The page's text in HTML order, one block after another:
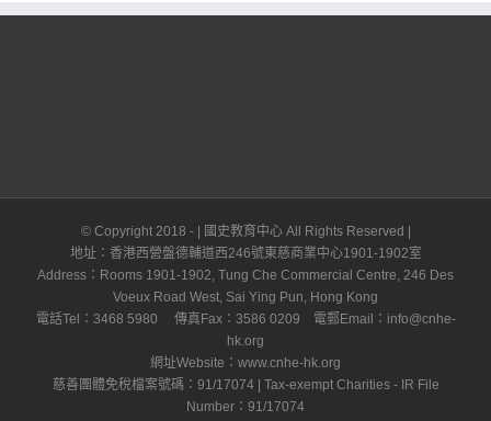
© Copyright 2018 - | 國史教育中心 All Rights Reserved |
地址：香港西營盤德輔道西246號東慈商業中心1901-1902室
Address：Rooms 1901-1902, Tung Che Commercial Centre, 246 Des
Voeux Road West, Sai Ying Pun, Hong Kong
電話Tel：3468 5980 傳真Fax：3586 0209 電郵Email：info@cnhe-
hk.org
網址Website：www.cnhe-hk.org
慈善團體免稅檔案號碼：91/17074 | Tax-exempt Charities - IR File
Number：91/17074